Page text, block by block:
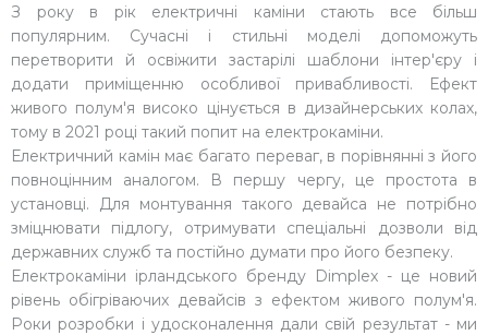
З року в рік електричні каміни стають все більш
популярним. Сучасні і стильні моделі допоможуть
перетворити й освіжити застарілі шаблони інтер'єру і
додати приміщенню особливої ​​привабливості. Ефект
живого полум'я високо цінується в дизайнерських колах,
тому в 2021 році такий попит на електрокаміни.
Електричний камін має багато переваг, в порівнянні з його
повноцінним аналогом. В першу чергу, це простота в
установці. Для монтування такого девайса не потрібно
зміцнювати підлогу, отримувати спеціальні дозволи від
державних служб та постійно думати про його безпеку.
Електрокаміни ірландського бренду Dimplex - це новий
рівень обігріваючих девайсів з ефектом живого полум'я.
Роки розробки і удосконалення дали свій результат - ми